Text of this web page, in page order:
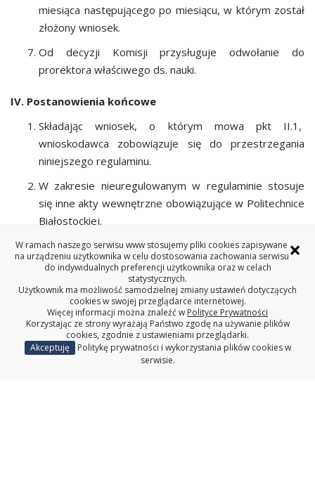
miesiąca następującego po miesiącu, w którym został
złożony wniosek.
Od decyzji Komisji przysługuje odwołanie do
prorektora właściwego ds. nauki.
IV. Postanowienia końcowe
Składając wniosek, o którym mowa pkt II.1,
wnioskodawca zobowiązuje się do przestrzegania
niniejszego regulaminu.
W zakresie nieuregulowanym w regulaminie stosuje
się inne akty wewnętrzne obowiązujące w Politechnice
Białostockiej.
Regulamin wchodzi w życie z dniem podpisania.
Wniosek o finansowanie publikacji:
Załącznik nr 1
(DOCX, 39 KB)
×
W ramach naszego serwisu www stosujemy pliki cookies zapisywane
na urządzeniu użytkownika w celu dostosowania zachowania serwisu
do indywidualnych preferencji użytkownika oraz w celach
statystycznych.
Użytkownik ma możliwość samodzielnej zmiany ustawień dotyczących
cookies w swojej przeglądarce internetowej.
Więcej informacji można znaleźć w Polityce Prywatności
Korzystając ze strony wyrażają Państwo zgodę na używanie plików
cookies, zgodnie z ustawieniami przeglądarki.
Akceptuję
Politykę prywatności i wykorzystania plików cookies w
serwisie.